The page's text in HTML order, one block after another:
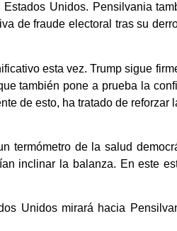
Unidos. Pensilvania
de fraude electoral tras su
esta vez. Trump sigue
también pone a prueba la
de esto, ha tratado de reforzar
termómetro de la salud
inclinar la balanza. En este
Unidos mirará hacia